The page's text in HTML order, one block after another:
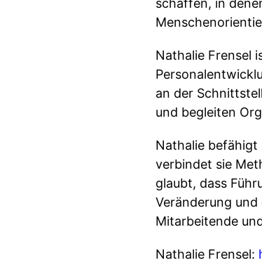
schaffen, in
Nathalie Frensel
an der
und begleiten
Nathalie befähigt
verbindet sie
glaubt, dass
Veränderung
Mitarbeitende
Nathalie Frensel: